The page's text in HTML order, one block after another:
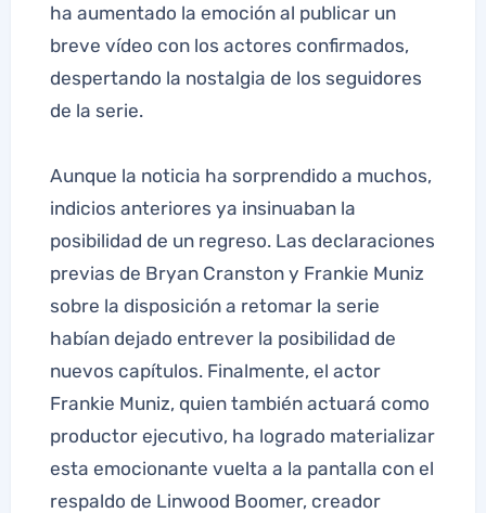
ha aumentado la emoción al publicar un
breve vídeo con los actores confirmados,
despertando la nostalgia de los seguidores
de la serie.
Aunque la noticia ha sorprendido a muchos,
indicios anteriores ya insinuaban la
posibilidad de un regreso. Las declaraciones
previas de Bryan Cranston y Frankie Muniz
sobre la disposición a retomar la serie
habían dejado entrever la posibilidad de
nuevos capítulos. Finalmente, el actor
Frankie Muniz, quien también actuará como
productor ejecutivo, ha logrado materializar
esta emocionante vuelta a la pantalla con el
respaldo de Linwood Boomer, creador